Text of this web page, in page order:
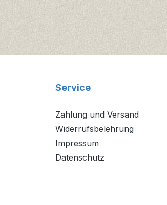
Service
Zahlung und Versand
Widerrufsbelehrung
Impressum
Datenschutz